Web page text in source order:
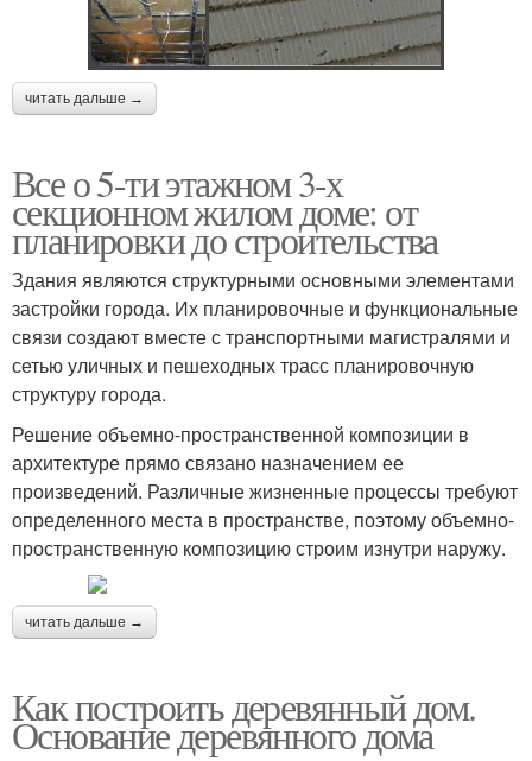
читать дальше →
Все о 5-ти этажном 3-х
секционном жилом доме: от
планировки до строительства
Здания являются структурными основными элементами
застройки города. Их планировочные и функциональные
связи создают вместе с транспортными магистралями и
сетью уличных и пешеходных трасс планировочную
структуру города.
Решение объемно-пространственной композиции в
архитектуре прямо связано назначением ее
произведений. Различные жизненные процессы требуют
определенного места в пространстве, поэтому объемно-
пространственную композицию строим изнутри наружу.
читать дальше →
Как построить деревянный дом.
Основание деревянного дома